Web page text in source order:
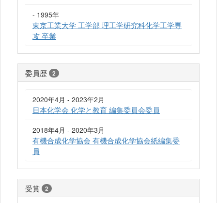
- 1995年
東京工業大学 工学部 理工学研究科化学工学専
攻 卒業
委員歴 2
2020年4月 - 2023年2月
日本化学会 化学と教育 編集委員会委員
2018年4月 - 2020年3月
有機合成化学協会 有機合成化学協会紙編集委
員
受賞 2